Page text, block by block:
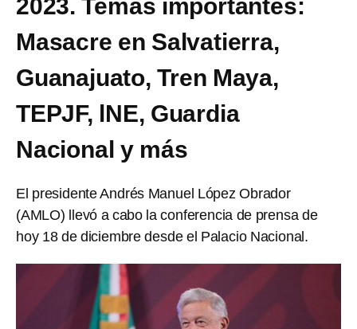
2023. Temas importantes:
Masacre en Salvatierra,
Guanajuato, Tren Maya,
TEPJF, lNE, Guardia
Nacional y más
El presidente Andrés Manuel López Obrador
(AMLO) llevó a cabo la conferencia de prensa de
hoy 18 de diciembre desde el Palacio Nacional.